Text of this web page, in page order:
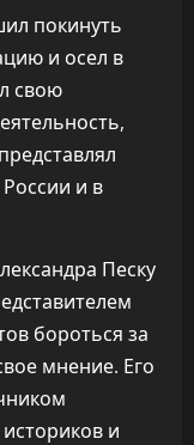
покинуть
и осел в
свою
и в
Песку
бороться за
мнение. Его
и